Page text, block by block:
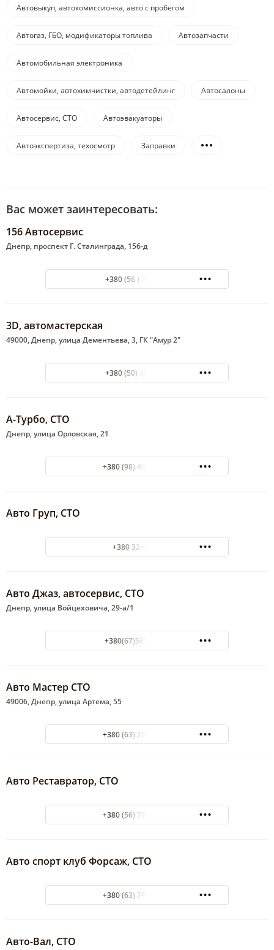
Автовыкуп, автокомиссионка, авто с пробегом
Автогаз, ГБО, модификаторы топлива Автозапчасти
Автомобильная электроника
Автомойки, автохимчистки, автодетейлинг Автосалоны
Автосервис, СТО Автоэвакуаторы
Автоэкспертиза, техосмотр Заправки
Вас может заинтересовать:
156 Автосервис
Днепр, проспект Г. Сталинграда, 156-д
+380 (56 ) 337-095
3D, автомастерская
49000, Днепр, улица Дементьева, 3, ГК "Амур 2"
+380 (50) 4524977
А-Турбо, СТО
Днепр, улица Орловская, 21
+380 (98) 400-40-07
Авто Груп, СТО
+380 32-42-28
Авто Джаз, автосервис, СТО
Днепр, улица Войцеховича, 29-а/1
+380(67)565-79-14
Авто Мастер СТО
49006, Днепр, улица Артема, 55
+380 (63) 280-16-17
Авто Реставратор, СТО
+380 (56) 785-07-12
Авто спорт клуб Форсаж, СТО
+380 (63) 796-11-79
Авто-Вал, СТО